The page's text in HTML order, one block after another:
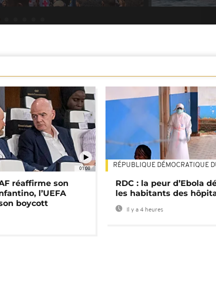
01:00
réaffirme son
l’UEFA
boycott
RÉPUBLIQUE DÉMOCRATIQUE
RDC : la peur d’Ebola
les habitants des
Il y a 4 heures